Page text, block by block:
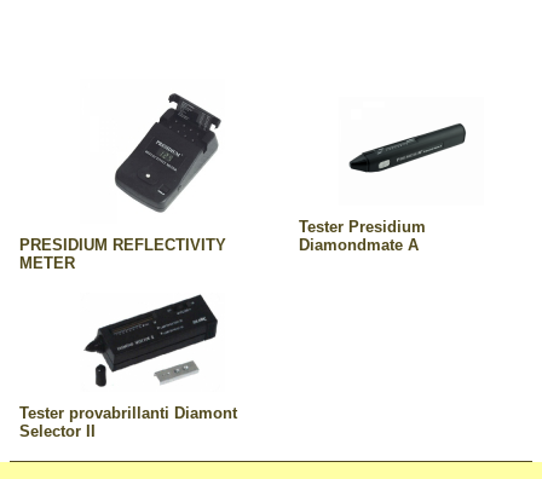
PRESIDIUM REFLECTIVITY
METER
Tester Presidium
Diamondmate A
Tester provabrillanti Diamont
Selector II